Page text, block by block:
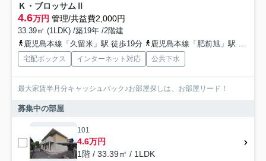
Ｋ・ブロッサムⅡ
4.6万円 管理/共益費2,000円
33.39㎡ (1LDK) /築19年 /2階建
鹿児島本線「久留米」駅 徒歩19分
鹿児島本線「肥前旭」駅 徒歩39分
宅配ボックス インターネット対応 公共下水
最大家賃半月分キャッシュバック♪お部屋探しは、お部屋リード！
募集中の部屋
101
4.6万円
1階 / 33.39㎡ / 1LDK